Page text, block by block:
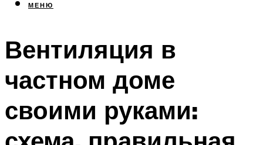
МЕНЮ
Вентиляция в
частном доме
своими руками: